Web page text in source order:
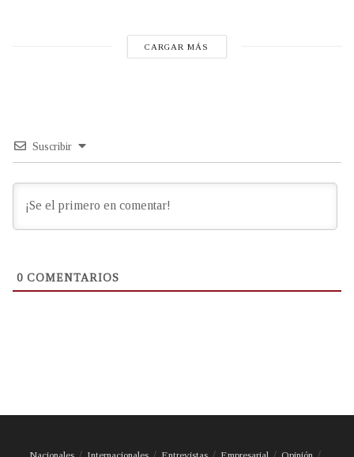
CARGAR MÁS
Suscribir
0 COMENTARIOS